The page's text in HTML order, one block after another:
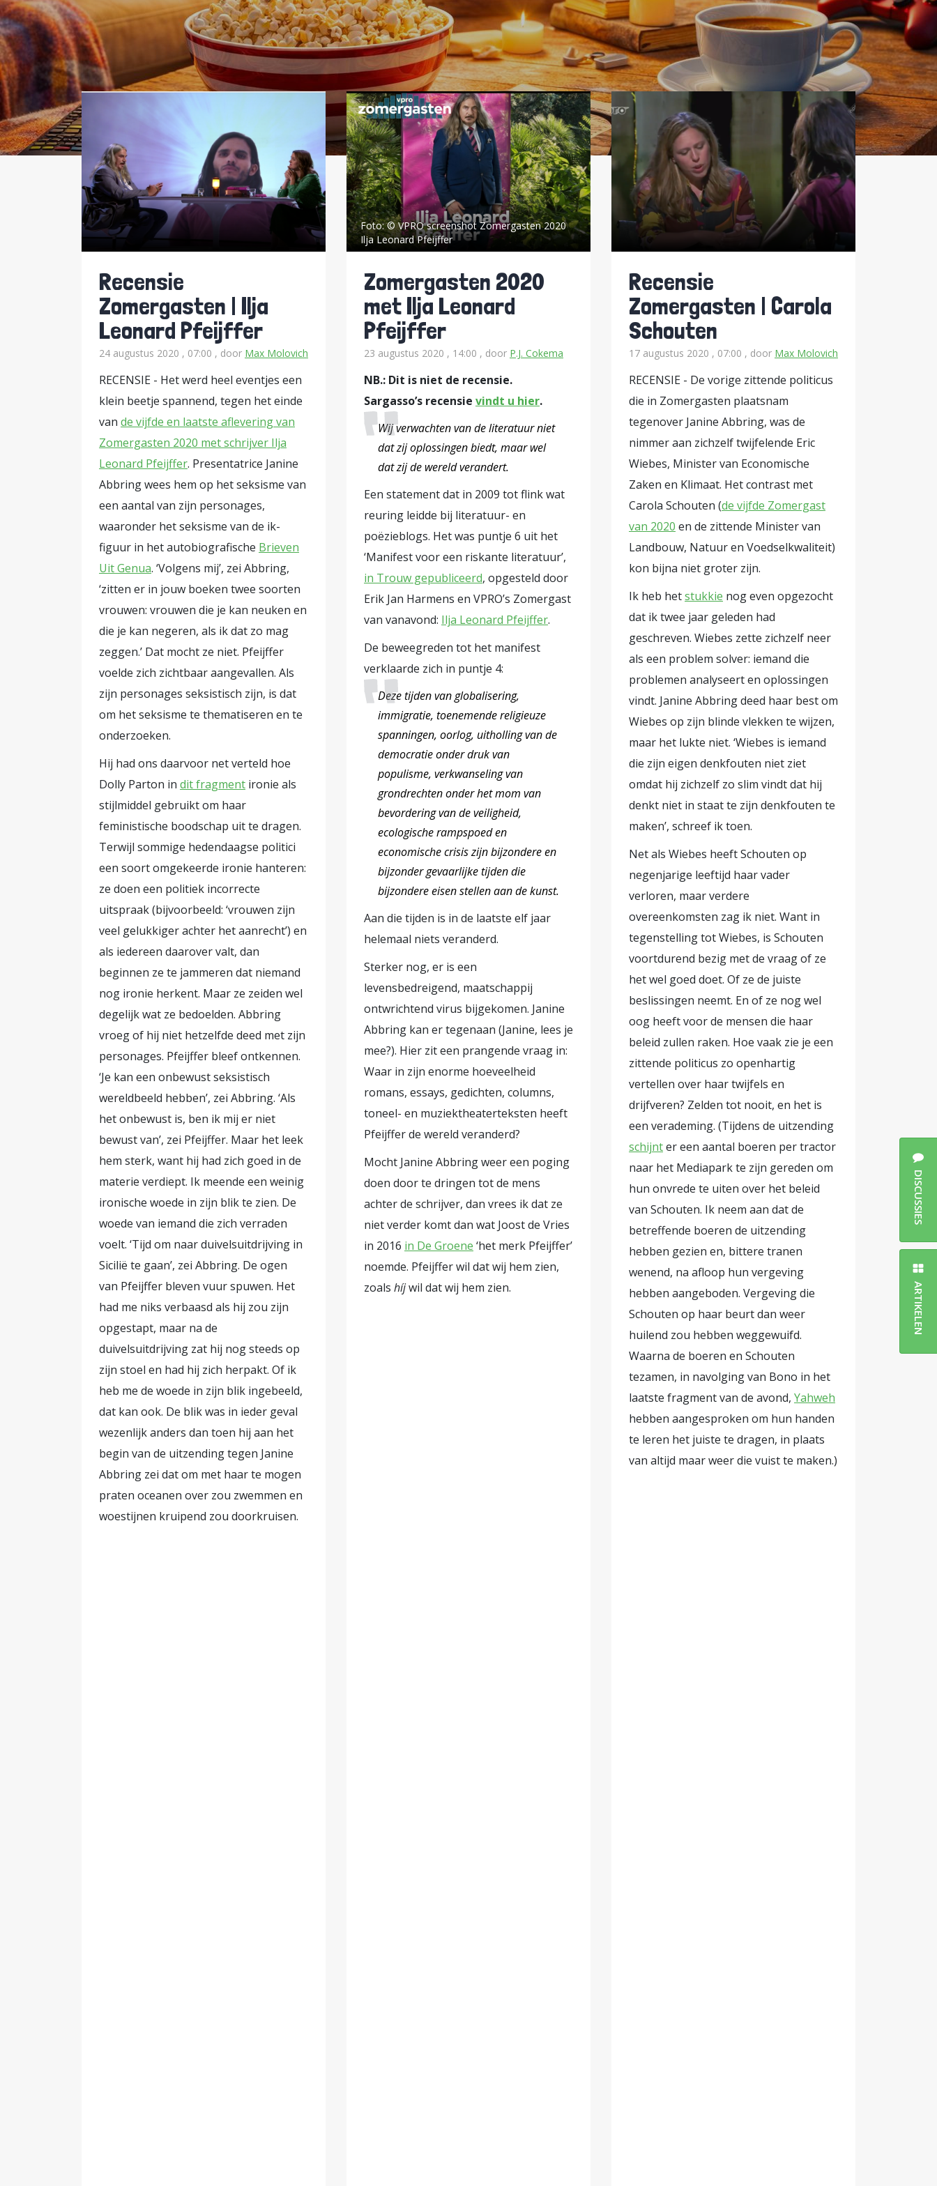
Recensie
Zomergasten | Ilja
Leonard Pfeijffer
24 augustus 2020 , 07:00 , door Max Molovich
RECENSIE - Het werd heel eventjes een
klein beetje spannend, tegen het einde
van de vijfde en laatste aflevering van
Zomergasten 2020 met schrijver Ilja
Leonard Pfeijffer. Presentatrice Janine
Abbring wees hem op het seksisme van
een aantal van zijn personages,
waaronder het seksisme van de ik-
figuur in het autobiografische Brieven
Uit Genua. ‘Volgens mij’, zei Abbring,
‘zitten er in jouw boeken twee soorten
vrouwen: vrouwen die je kan neuken en
die je kan negeren, als ik dat zo mag
zeggen.’ Dat mocht ze niet. Pfeijffer
voelde zich zichtbaar aangevallen. Als
zijn personages seksistisch zijn, is dat
om het seksisme te thematiseren en te
onderzoeken.
Hij had ons daarvoor net verteld hoe
Dolly Parton in dit fragment ironie als
stijlmiddel gebruikt om haar
feministische boodschap uit te dragen.
Terwijl sommige hedendaagse politici
een soort omgekeerde ironie hanteren:
ze doen een politiek incorrecte
uitspraak (bijvoorbeeld: ‘vrouwen zijn
veel gelukkiger achter het aanrecht’) en
als iedereen daarover valt, dan
beginnen ze te jammeren dat niemand
nog ironie herkent. Maar ze zeiden wel
degelijk wat ze bedoelden. Abbring
vroeg of hij niet hetzelfde deed met zijn
personages. Pfeijffer bleef ontkennen.
‘Je kan een onbewust seksistisch
wereldbeeld hebben’, zei Abbring. ‘Als
het onbewust is, ben ik mij er niet
bewust van’, zei Pfeijffer. Maar het leek
hem sterk, want hij had zich goed in de
materie verdiept. Ik meende een weinig
ironische woede in zijn blik te zien. De
woede van iemand die zich verraden
voelt. ‘Tijd om naar duivelsuitdrijving in
Sicilië te gaan’, zei Abbring. De ogen
van Pfeijffer bleven vuur spuwen. Het
had me niks verbaasd als hij zou zijn
opgestapt, maar na de
duivelsuitdrijving zat hij nog steeds op
zijn stoel en had hij zich herpakt. Of ik
heb me de woede in zijn blik ingebeeld,
dat kan ook. De blik was in ieder geval
wezenlijk anders dan toen hij aan het
begin van de uitzending tegen Janine
Abbring zei dat om met haar te mogen
praten oceanen over zou zwemmen en
woestijnen kruipend zou doorkruisen.
Foto:© VPRO screenshot Zomergasten 2020
Ilja Leonard Pfeijffer
Zomergasten 2020
met Ilja Leonard
Pfeijffer
23 augustus 2020 , 14:00 , door P.J. Cokema
NB.: Dit is niet de recensie.
Sargasso’s recensie vindt u hier.
Wij verwachten van de literatuur niet
dat zij oplossingen biedt, maar wel
dat zij de wereld verandert.
Een statement dat in 2009 tot flink wat
reuring leidde bij literatuur- en
poëzieblogs. Het was puntje 6 uit het
‘Manifest voor een riskante literatuur’,
in Trouw gepubliceerd, opgesteld door
Erik Jan Harmens en VPRO’s Zomergast
van vanavond: Ilja Leonard Pfeijffer.
De beweegreden tot het manifest
verklaarde zich in puntje 4:
Deze tijden van globalisering,
immigratie, toenemende religieuze
spanningen, oorlog, uitholling van de
democratie onder druk van
populisme, verkwanseling van
grondrechten onder het mom van
bevordering van de veiligheid,
ecologische rampspoed en
economische crisis zijn bijzondere en
bijzonder gevaarlijke tijden die
bijzondere eisen stellen aan de kunst.
Aan die tijden is in de laatste elf jaar
helemaal niets veranderd.
Sterker nog, er is een
levensbedreigend, maatschappij
ontwrichtend virus bijgekomen. Janine
Abbring kan er tegenaan (Janine, lees je
mee?). Hier zit een prangende vraag in:
Waar in zijn enorme hoeveelheid
romans, essays, gedichten, columns,
toneel- en muziektheaterteksten heeft
Pfeijffer de wereld veranderd?
Mocht Janine Abbring weer een poging
doen door te dringen tot de mens
achter de schrijver, dan vrees ik dat ze
niet verder komt dan wat Joost de Vries
in 2016 in De Groene ‘het merk Pfeijffer’
noemde. Pfeijffer wil dat wij hem zien,
zoals híjwil dat wij hem zien.
Recensie
Zomergasten | Carola
Schouten
17 augustus 2020 , 07:00 , door Max Molovich
RECENSIE - De vorige zittende politicus
die in Zomergasten plaatsnam
tegenover Janine Abbring, was de
nimmer aan zichzelf twijfelende Eric
Wiebes, Minister van Economische
Zaken en Klimaat. Het contrast met
Carola Schouten (de vijfde Zomergast
van 2020 en de zittende Minister van
Landbouw, Natuur en Voedselkwaliteit)
kon bijna niet groter zijn.
Ik heb hetstukkie nog even opgezocht
dat ik twee jaar geleden had
geschreven. Wiebes zette zichzelf neer
als een problem solver: iemand die
problemen analyseert en oplossingen
vindt. Janine Abbring deed haar best om
Wiebes op zijn blinde vlekken te wijzen,
maar het lukte niet. ‘Wiebes is iemand
die zijn eigen denkfouten niet ziet
omdat hij zichzelf zo slim vindt dat hij
denkt niet in staat te zijn denkfouten te
maken’, schreef ik toen.
Net als Wiebes heeft Schouten op
negenjarige leeftijd haar vader
verloren, maar verdere
overeenkomsten zag ik niet. Want in
tegenstelling tot Wiebes, is Schouten
voortdurend bezig met de vraag of ze
het wel goed doet. Of ze de juiste
beslissingen neemt. En of ze nog wel
oog heeft voor de mensen die haar
beleid zullen raken. Hoe vaak zie je een
zittende politicus zo openhartig
vertellen over haar twijfels en
drijfveren? Zelden tot nooit, en het is
een verademing. (Tijdens de uitzending
schijnter een aantal boeren per tractor
naar het Mediapark te zijn gereden om
hun onvrede te uiten over het beleid
van Schouten. Ik neem aan dat de
betreffende boeren de uitzending
hebben gezien en, bittere tranen
wenend, na afloop hun vergeving
hebben aangeboden. Vergeving die
Schouten op haar beurt dan weer
huilend zou hebben weggewuifd.
Waarna de boeren en Schouten
tezamen, in navolging van Bono in het
laatste fragment van de avond, Yahweh
hebben aangesproken om hun handen
te leren het juiste te dragen, in plaats
van altijd maar weer die vuist te maken.)
DISCUSSIES
ARTIKELEN